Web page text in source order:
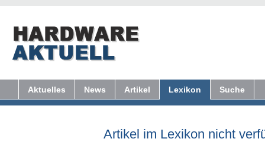
Aktuelles News Artikel Lexikon Suche
Artikel im Lexikon nicht